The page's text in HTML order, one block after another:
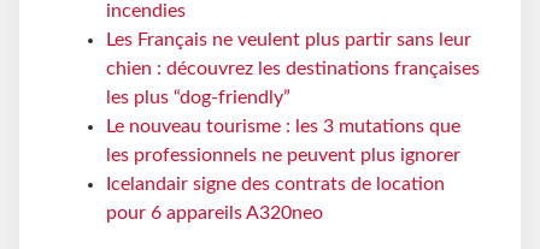
incendies
Les Français ne veulent plus partir sans leur
chien : découvrez les destinations françaises
les plus “dog-friendly”
Le nouveau tourisme : les 3 mutations que
les professionnels ne peuvent plus ignorer
Icelandair signe des contrats de location
pour 6 appareils A320neo